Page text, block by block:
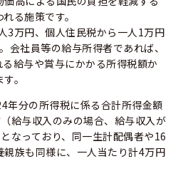
る施策です。
3万円、個人住民税から一人1万円
会社員等の給与所得者であれば、
給与や賞与にかかる所得税額か
。
年分の所得税に係る合計所得金額
給与収入のみの場合、給与収入が
なっており、同一生計配偶者や16
族も同様に、一人当たり計4万円